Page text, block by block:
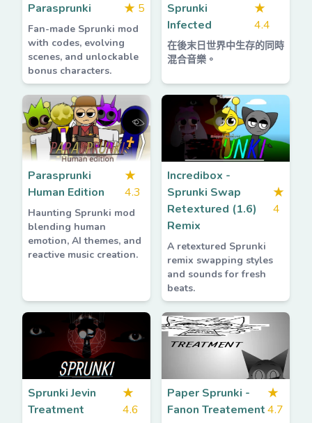
Parasprunki ★ 5
Fan-made Sprunki mod
with codes, evolving
scenes, and unlockable
bonus characters.
Sprunki
Infected
★
4.4
在後末日世界中生存的同時
混合音樂。
Parasprunki
Human Edition
★
4.3
Haunting Sprunki mod
blending human
emotion, AI themes, and
reactive music creation.
Incredibox -
Sprunki Swap
Retextured (1.6)
Remix
★
4
A retextured Sprunki
remix swapping styles
and sounds for fresh
beats.
Sprunki Jevin
Treatment
★
4.6
Paper Sprunki -
Fanon Treatement
★
4.7